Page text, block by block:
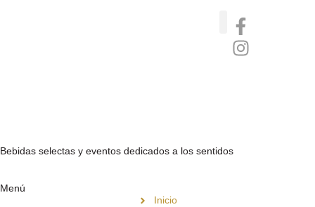
Bebidas selectas y eventos dedicados a los sentidos
Menú
Inicio